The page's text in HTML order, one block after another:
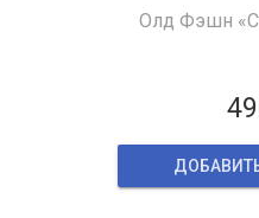
Олд Фэшн